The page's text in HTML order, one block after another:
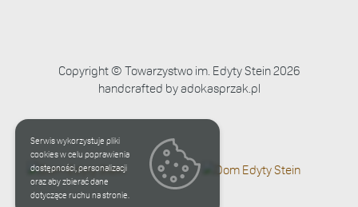
Copyright © Towarzystwo im. Edyty Stein 2026
handcrafted byadokasprzak.pl
Ważna wiadomość
Serwis wykorzystuje pliki
cookies w celu poprawienia
dostępności, personalizacji
oraz aby zbierać dane
dotyczące ruchu na stronie.